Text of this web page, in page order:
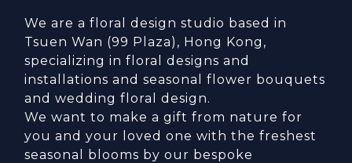
We are a floral design studio based in
Tsuen Wan (99 Plaza), Hong Kong,
specializing in floral designs and
installations and seasonal flower bouquets
and wedding floral design.
We want to make a gift from nature for
you and your loved one with the freshest
seasonal blooms by our bespoke